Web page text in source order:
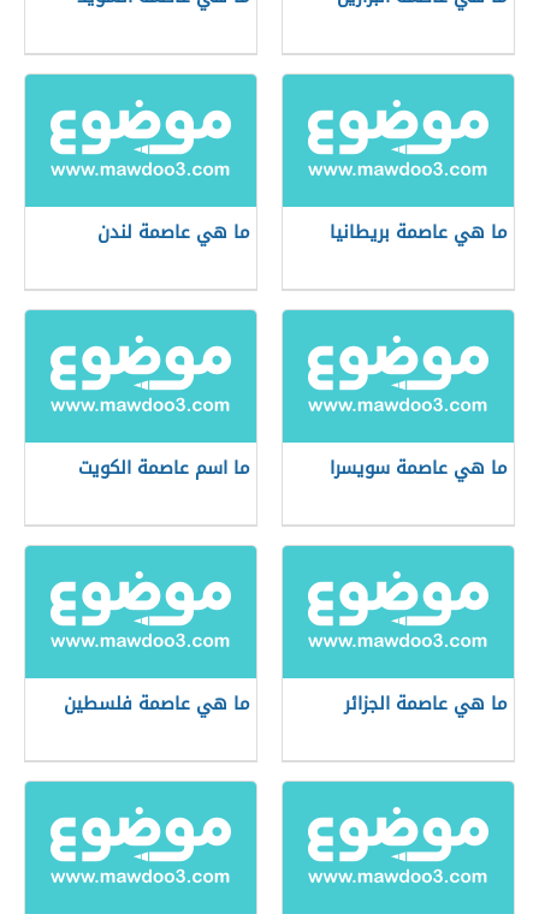
ما هي عاصمة بريطانيا ما هي عاصمة لندن
ما هي عاصمة سويسرا ما اسم عاصمة الكويت
ما هي عاصمة الجزائر ما هي عاصمة فلسطين